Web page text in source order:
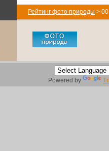
Рейтинг фото природы >
Powered by